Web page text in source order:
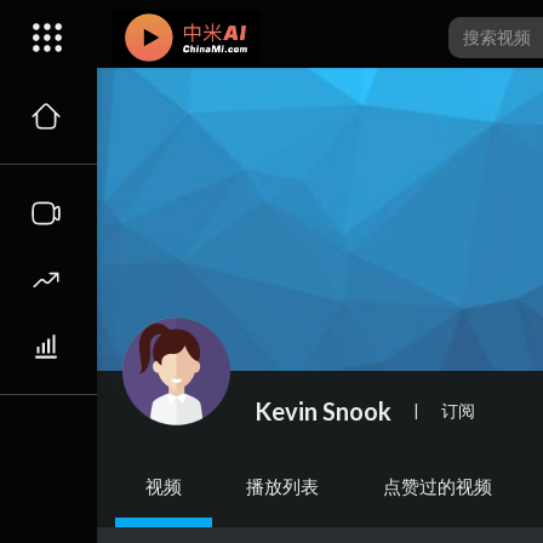
Kevin Snook | 订阅
视频 播放列表 点赞过的视频